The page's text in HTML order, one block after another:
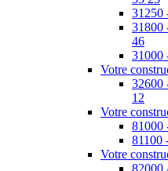
31250
31800
46
31000
Votre
32600
12
Votre
81000
81100
Votre
82000